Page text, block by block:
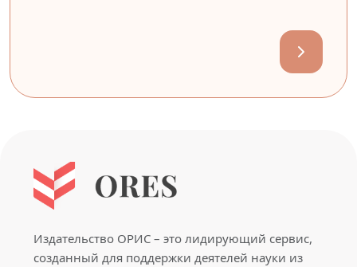
Издательство ОРИС – это лидирующий сервис,
созданный для поддержки деятелей науки из